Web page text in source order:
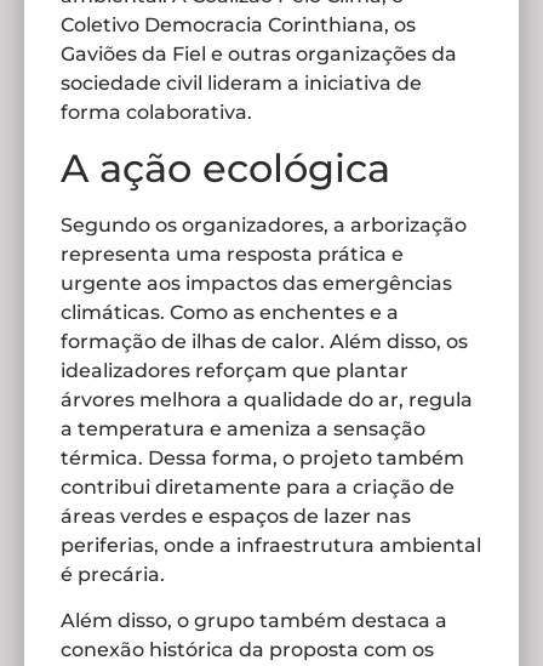
Coletivo Democracia Corinthiana, os
Gaviões da Fiel e outras organizações da
sociedade civil lideram a iniciativa de
forma colaborativa.
A ação ecológica
Segundo os organizadores, a arborização
representa uma resposta prática e
urgente aos impactos das emergências
climáticas. Como as enchentes e a
formação de ilhas de calor. Além disso, os
idealizadores reforçam que plantar
árvores melhora a qualidade do ar, regula
a temperatura e ameniza a sensação
térmica. Dessa forma, o projeto também
contribui diretamente para a criação de
áreas verdes e espaços de lazer nas
periferias, onde a infraestrutura ambiental
é precária.
Além disso, o grupo também destaca a
conexão histórica da proposta com os